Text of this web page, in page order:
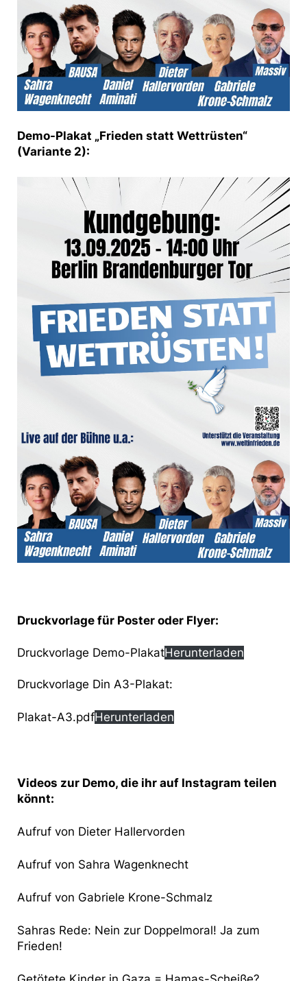
Demo-Plakat „Frieden statt Wettrüsten“
(Variante 2):
Druckvorlage für Poster oder Flyer:
Druckvorlage Demo-PlakatHerunterladen
Druckvorlage Din A3-Plakat:
Plakat-A3.pdfHerunterladen
Videos zur Demo, die ihr auf Instagram teilen
könnt:
Aufruf von Dieter Hallervorden
Aufruf von Sahra Wagenknecht
Aufruf von Gabriele Krone-Schmalz
Sahras Rede: Nein zur Doppelmoral! Ja zum
Frieden!